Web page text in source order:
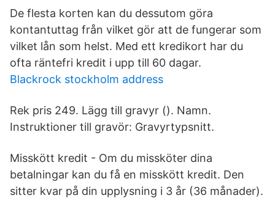
De flesta korten kan du dessutom göra
kontantuttag från vilket gör att de fungerar som
vilket lån som helst. Med ett kredikort har du
ofta räntefri kredit i upp till 60 dagar.
Blackrock stockholm address
Rek pris 249. Lägg till gravyr (). Namn.
Instruktioner till gravör: Gravyrtypsnitt.
Misskött kredit - Om du missköter dina
betalningar kan du få en misskött kredit. Den
sitter kvar på din upplysning i 3 år (36 månader).